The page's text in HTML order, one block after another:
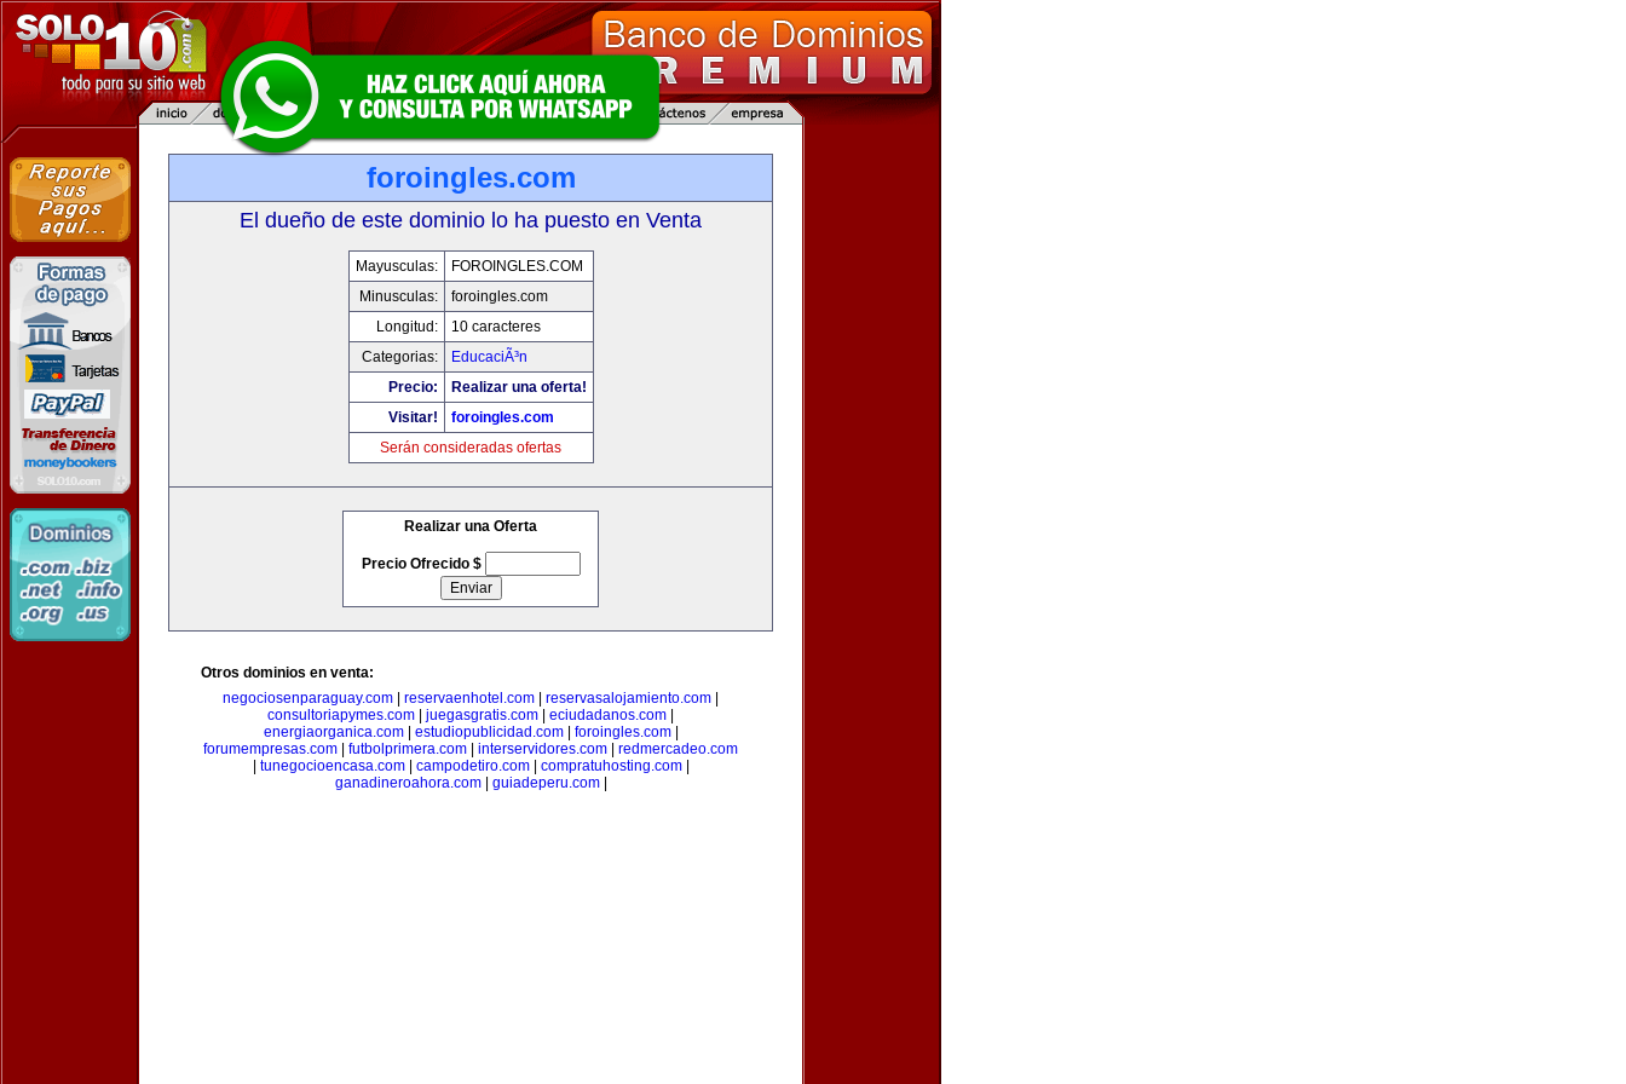
foroingles.com
El dueño de este dominio lo ha puesto en Venta
Mayusculas:
FOROINGLES.COM
Minusculas:
foroingles.com
Longitud:
10 caracteres
Categorias:
EducaciÃ³n
Precio:
Realizar una oferta!
Visitar!
foroingles.com
Serán consideradas ofertas
Realizar una Oferta
Precio Ofrecido $
Otros dominios en venta:
negociosenparaguay.com
reservaenhotel.com reservasalojamiento.com
consultoriapymes.com
juegasgratis.com eciudadanos.com
energiaorganica.com| estudiopublicidad.com| foroingles.com|
forumempresas.com
futbolprimera.com interservidores.com
redmercadeo.com
tunegocioencasa.com| campodetiro.com| compratuhosting.com|
ganadineroahora.com| guiadeperu.com|